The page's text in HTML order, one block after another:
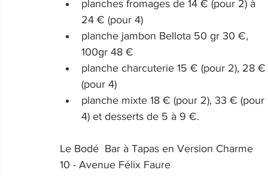
planches fromages de 14 € (pour 2) à
24 € (pour 4)
planche jambon Bellota 50 gr 30 €,
100gr 48 €
planche charcuterie 15 € (pour 2), 28 €
(pour 4)
planche mixte 18 € (pour 2), 33 € (pour
4) et desserts de 5 à 9 €.
Le Bodé  Bar à Tapas en Version Charme
10 - Avenue Félix Faure